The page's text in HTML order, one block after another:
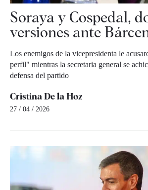
Soraya y Cospedal,
versiones ante
Los enemigos de la vicepresidenta le
perfil" mientras la secretaria general se
defensa del partido
Cristina De la Hoz
27 / 04 / 2026